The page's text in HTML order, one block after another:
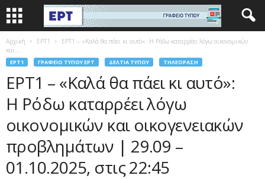
Αρχική EΡΤ1
ΕΡΤ1 – «Καλά θα πάει κι αυτό»: Η Ρόδω καταρρέει λόγω οικονομικών
και...
EΡΤ1 ΓΡΑΦΕΊΟ ΤΎΠΟΥ ΕΡΤ ΔΕΛΤΊΑ ΤΎΠΟΥ ΤΗΛΕΌΡΑΣΗ
ΕΡΤ1 – «Καλά θα πάει κι αυτό»:
Η Ρόδω καταρρέει λόγω
οικονομικών και οικογενειακών
προβλημάτων | 29.09 –
01.10.2025, στις 22:45